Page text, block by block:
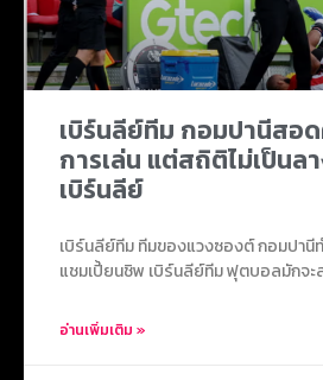
เบิร์นลีย์ทีม กอมปานีสอ
การเล่น แต่สถิติไม่เป็นล
เบิร์นลีย์
เบิร์นลีย์ทีม ทีมของแวงซองต์ กอมปานี
แชมเปี้ยนชิพ เบิร์นลีย์ทีม ฟุตบอลมักจ
อ่านเพิ่มเติม »